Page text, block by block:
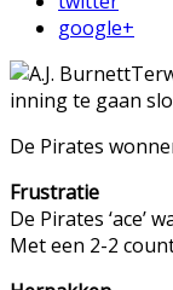
google+
inning te gaan
De Pirates
Frustratie
De Pirates
Met een 2-2